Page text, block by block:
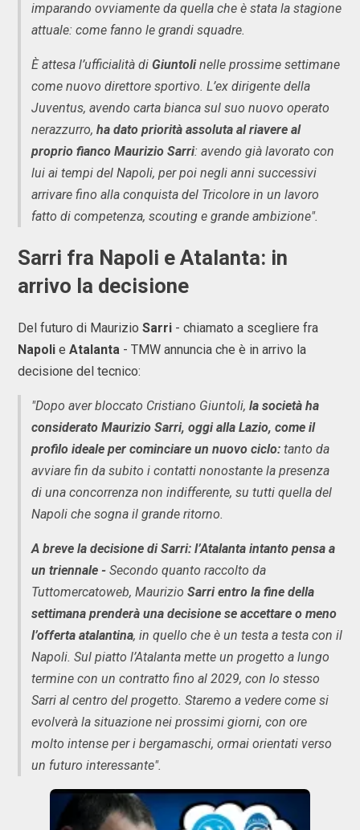
imparando ovviamente da quella che è stata la stagione
attuale: come fanno le grandi squadre.
È attesa l’ufficialità di Giuntolinelle prossime settimane
come nuovo direttore sportivo. L’ex dirigente della
Juventus, avendo carta bianca sul suo nuovo operato
nerazzurro, ha dato priorità assoluta al riavere al
proprio fianco Maurizio Sarri: avendo già lavorato con
lui ai tempi del Napoli, per poi negli anni successivi
arrivare fino alla conquista del Tricolore in un lavoro
fatto di competenza, scouting e grande ambizione".
Sarri fra Napoli e Atalanta: in
arrivo la decisione
Del futuro di Maurizio Sarri - chiamato a scegliere fra
Napoli e Atalanta - TMW annuncia che è in arrivo la
decisione del tecnico:
"Dopo aver bloccato Cristiano Giuntoli, la società ha
considerato Maurizio Sarri, oggi alla Lazio, come il
profilo ideale per cominciare un nuovo ciclo: tanto da
avviare fin da subito i contatti nonostante la presenza
di una concorrenza non indifferente, su tutti quella del
Napoli che sogna il grande ritorno.
A breve la decisione di Sarri: l’Atalanta intanto pensa a
un triennale - Secondo quanto raccolto da
Tuttomercatoweb, Maurizio Sarri entro la fine della
settimana prenderà una decisione se accettare o meno
l’offerta atalantina, in quello che è un testa a testa con il
Napoli. Sul piatto l’Atalanta mette un progetto a lungo
termine con un contratto fino al 2029, con lo stesso
Sarri al centro del progetto. Staremo a vedere come si
evolverà la situazione nei prossimi giorni, con ore
molto intense per i bergamaschi, ormai orientati verso
un futuro interessante".